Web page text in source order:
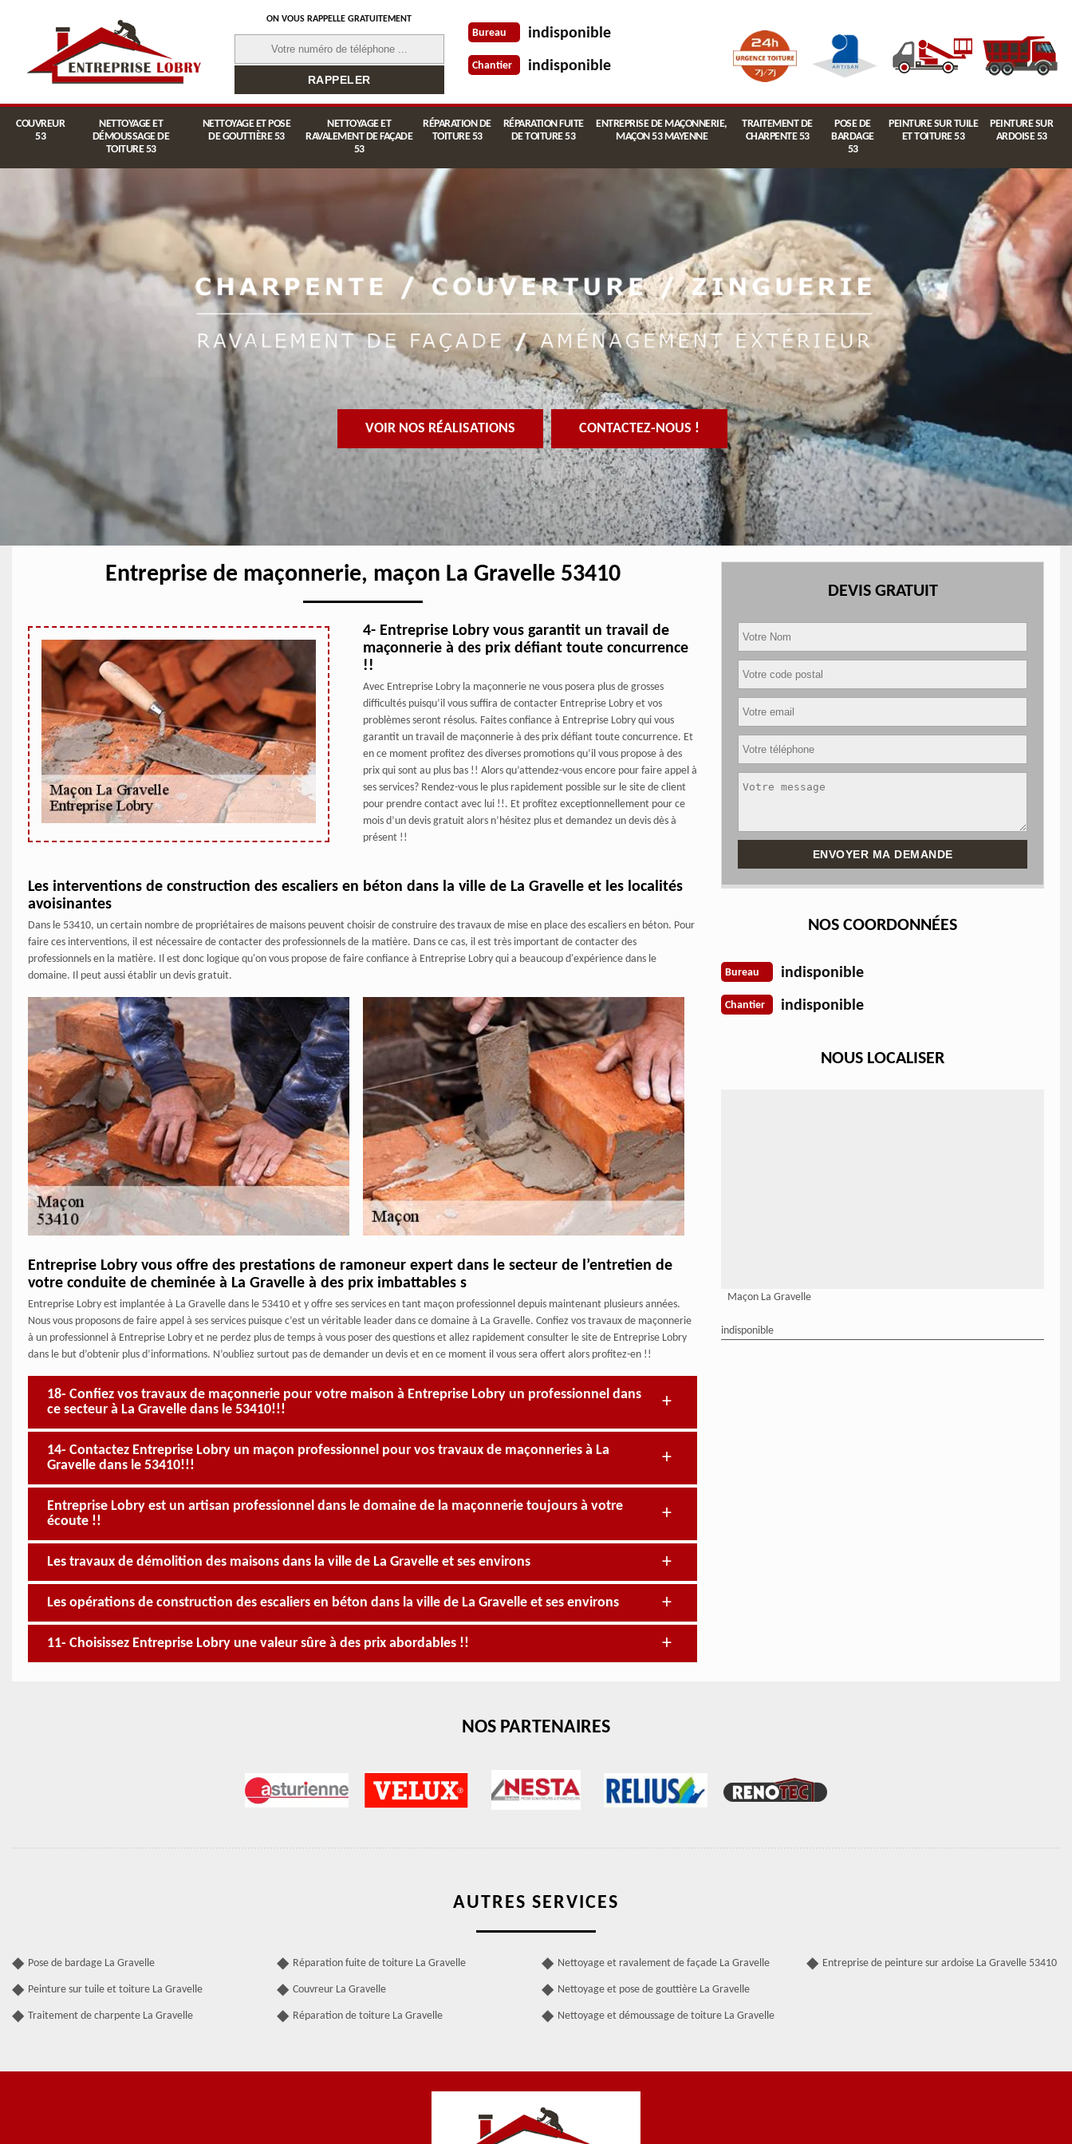
ON VOUS RAPPELLE GRATUITEMENT
Bureau indisponible
Chantier indisponible
COUVREUR
53
NETTOYAGE ET
DÉMOUSSAGE DE
TOITURE 53
NETTOYAGE ET POSE
DE GOUTTIÈRE 53
NETTOYAGE ET
RAVALEMENT DE FAÇADE
53
RÉPARATION DE
TOITURE 53
RÉPARATION FUITE
DE TOITURE 53
ENTREPRISE DE MAÇONNERIE,
MAÇON 53 MAYENNE
TRAITEMENT DE
CHARPENTE 53
POSE DE
BARDAGE
53
PEINTURE SUR TUILE
ET TOITURE 53
PEINTURE SUR
ARDOISE 53
VOIR NOS RÉALISATIONS CONTACTEZ-NOUS !
Entreprise de maçonnerie, maçon La Gravelle 53410
4- Entreprise Lobry vous garantit un travail de
maçonnerie à des prix défiant toute concurrence
!!
Avec Entreprise Lobry la maçonnerie ne vous posera plus de grosses
difficultés puisqu’il vous suffira de contacter Entreprise Lobry et vos
problèmes seront résolus. Faites confiance à Entreprise Lobry qui vous
garantit un travail de maçonnerie à des prix défiant toute concurrence. Et
en ce moment profitez des diverses promotions qu’il vous propose à des
prix qui sont au plus bas !! Alors qu’attendez-vous encore pour faire appel à
ses services? Rendez-vous le plus rapidement possible sur le site de client
pour prendre contact avec lui !!. Et profitez exceptionnellement pour ce
mois d’un devis gratuit alors n’hésitez plus et demandez un devis dès à
présent !!
Les interventions de construction des escaliers en béton dans la ville de La Gravelle et les localités
avoisinantes
Dans le 53410, un certain nombre de propriétaires de maisons peuvent choisir de construire des travaux de mise en place des escaliers en béton. Pour
faire ces interventions, il est nécessaire de contacter des professionnels de la matière. Dans ce cas, il est très important de contacter des
professionnels en la matière. Il est donc logique qu'on vous propose de faire confiance à Entreprise Lobry qui a beaucoup d'expérience dans le
domaine. Il peut aussi établir un devis gratuit.
Entreprise Lobry vous offre des prestations de ramoneur expert dans le secteur de l’entretien de
votre conduite de cheminée à La Gravelle à des prix imbattables s
Entreprise Lobry est implantée à La Gravelle dans le 53410 et y offre ses services en tant maçon professionnel depuis maintenant plusieurs années.
Nous vous proposons de faire appel à ses services puisque c’est un véritable leader dans ce domaine à La Gravelle. Confiez vos travaux de maçonnerie
à un professionnel à Entreprise Lobry et ne perdez plus de temps à vous poser des questions et allez rapidement consulter le site de Entreprise Lobry
dans le but d’obtenir plus d’informations. N’oubliez surtout pas de demander un devis et en ce moment il vous sera offert alors profitez-en !!
18- Confiez vos travaux de maçonnerie pour votre maison à Entreprise Lobry un professionnel dans
ce secteur à La Gravelle dans le 53410!!!
14- Contactez Entreprise Lobry un maçon professionnel pour vos travaux de maçonneries à La
Gravelle dans le 53410!!!
Entreprise Lobry est un artisan professionnel dans le domaine de la maçonnerie toujours à votre
écoute !!
Les travaux de démolition des maisons dans la ville de La Gravelle et ses environs
Les opérations de construction des escaliers en béton dans la ville de La Gravelle et ses environs
11- Choisissez Entreprise Lobry une valeur sûre à des prix abordables !!
DEVIS GRATUIT
NOS COORDONNÉES
Bureau indisponible
Chantier indisponible
NOUS LOCALISER
Maçon La Gravelle
indisponible
NOS PARTENAIRES
AUTRES SERVICES
Pose de bardage La Gravelle
Peinture sur tuile et toiture La Gravelle
Traitement de charpente La Gravelle
Réparation fuite de toiture La Gravelle
Couvreur La Gravelle
Réparation de toiture La Gravelle
Nettoyage et ravalement de façade La Gravelle
Nettoyage et pose de gouttière La Gravelle
Nettoyage et démoussage de toiture La Gravelle
Entreprise de peinture sur ardoise La Gravelle 53410